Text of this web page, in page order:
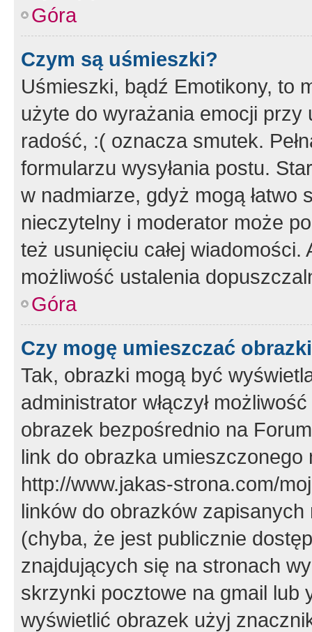
Góra
Czym są uśmieszki?
Uśmieszki, bądź Emotikony, to
użyte do wyrażania emocji
radość, :( oznacza smutek.
formularzu wysyłania postu.
w nadmiarze, gdyż mogą
nieczytelny i moderator może
też usunięciu całej
możliwość ustalenia
Góra
Czy mogę umieszczać
Tak, obrazki mogą być
administrator włączył
obrazek bezpośrednio na
link do obrazka
http://www.jakas-strona.com/
linków do obrazków
(chyba, że jest publicznie
znajdujących się na stronach
skrzynki pocztowe na gmail lub
wyświetlić obrazek użyj